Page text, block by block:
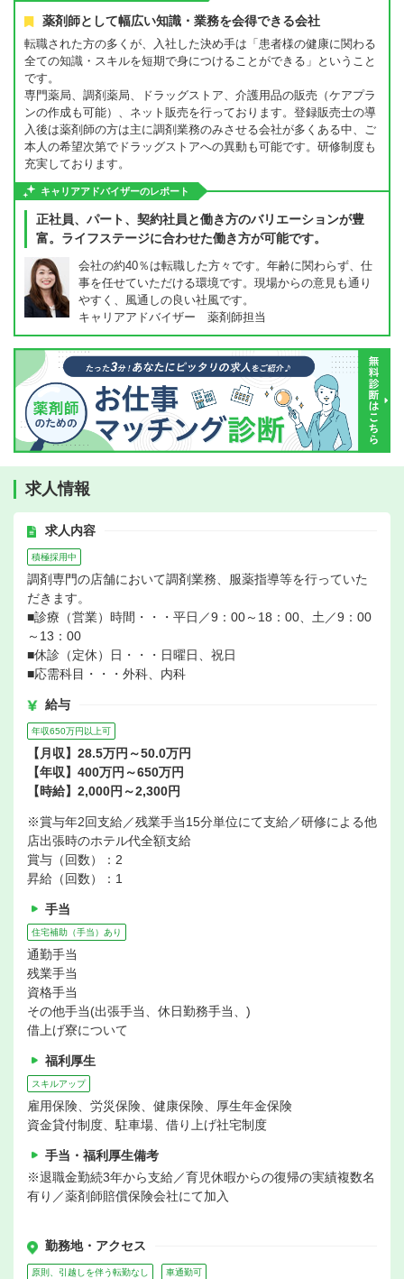
薬剤師として幅広い知識・業務を会得できる会社
転職された方の多くが、入社した決め手は「患者様の健康に関わる
全ての知識・スキルを短期で身につけることができる」ということ
です。
専門薬局、調剤薬局、ドラッグストア、介護用品の販売（ケアプラ
ンの作成も可能）、ネット販売を行っております。登録販売士の導
入後は薬剤師の方は主に調剤業務のみさせる会社が多くある中、ご
本人の希望次第でドラッグストアへの異動も可能です。研修制度も
充実しております。
キャリアアドバイザーのレポート
正社員、パート、契約社員と働き方のバリエーションが豊
富。ライフステージに合わせた働き方が可能です。
会社の約40％は転職した方々です。年齢に関わらず、仕
事を任せていただける環境です。現場からの意見も通り
やすく、風通しの良い社風です。
キャリアアドバイザー 薬剤師担当
求人情報
求人内容
積極採用中
調剤専門の店舗において調剤業務、服薬指導等を行っていた
だきます。
■診療（営業）時間・・・平日／9：00～18：00、土／9：00
～13：00
■休診（定休）日・・・日曜日、祝日
■応需科目・・・外科、内科
給与
年収650万円以上可
【月収】28.5万円～50.0万円
【年収】400万円～650万円
【時給】2,000円～2,300円
※賞与年2回支給／残業手当15分単位にて支給／研修による他
店出張時のホテル代全額支給
賞与（回数）：2
昇給（回数）：1
手当
住宅補助（手当）あり
通勤手当
残業手当
資格手当
その他手当(出張手当、休日勤務手当、)
借上げ寮について
福利厚生
スキルアップ
雇用保険、労災保険、健康保険、厚生年金保険
資金貸付制度、駐車場、借り上げ社宅制度
手当・福利厚生備考
※退職金勤続3年から支給／育児休暇からの復帰の実績複数名
有り／薬剤師賠償保険会社にて加入
勤務地・アクセス
原則、引越しを伴う転勤なし 車通勤可